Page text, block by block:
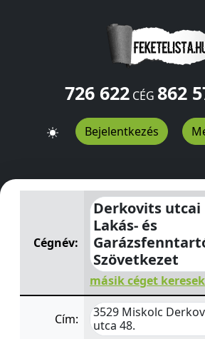
726 622CÉG 862
Bejelentkezés
Derkovits utcai MÁV Lakás- és
Cégnév:
Derkovits utcai
Lakás- és
Szövetkezet
másik céget keresek
Cím:
3529 Miskolc
utca 48.